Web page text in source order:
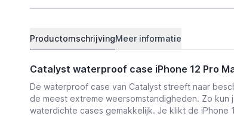
ProductomschrijvingMeer informatie
Catalyst waterproof case iPhone 12 Pro
De waterproof case van Catalyst streeft naar
de meest extreme weersomstandigheden. Zo
waterdichte cases gemakkelijk. Je klikt de